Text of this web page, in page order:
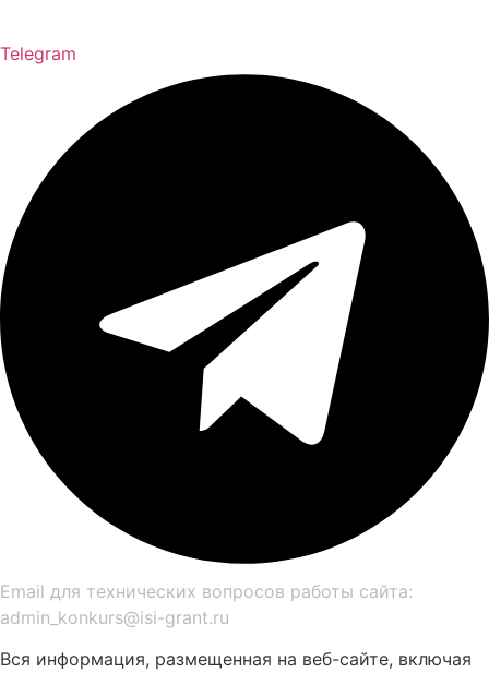
Telegram
Email для технических вопросов работы сайта:
admin_konkurs@isi-grant.ru
Вся информация, размещенная на веб-сайте, включая